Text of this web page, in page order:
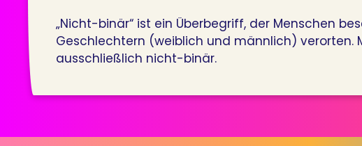
„Nicht-binär“ ist ein Überbegriff, der Menschen
Geschlechtern (weiblich und männlich)
ausschließlich nicht-binär.